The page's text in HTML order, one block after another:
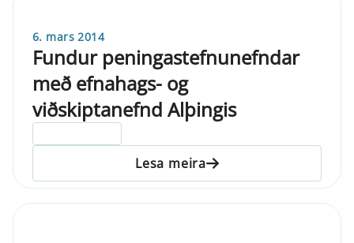
6. mars 2014
Fundur peningastefnunefndar
með efnahags- og
viðskiptanefnd Alþingis
Lesa meira